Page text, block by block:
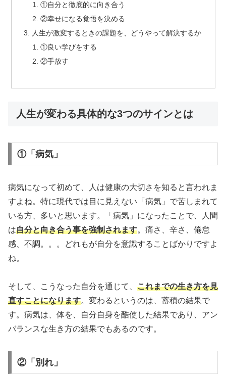
①自分と徹底的に向き合う
②幸せになる覚悟を決める
人生が激変するときの課題を、どうやって解決するか
①良い学びをする
②手放す
人生が変わる具体的な3つのサインとは
①「病気」
病気になって初めて、人は健康の大切さを知ると言われま
すよね。特に現代では目に見えない「病気」で苦しまれて
いる方、多いと思います。「病気」になったことで、人間
は自分と向き合う事を強制されます。痛さ、辛さ、倦怠
感、不調。。。どれもが自分を意識することばかりですよ
ね。
そして、こうなった自分を通じて、 これまでの生き方を見
直すことになります。変わるというのは、蓄積の結果で
す。病気は、体を、自分自身を酷使した結果であり、アン
バランスな生き方の結果でもあるのです。
②「別れ」